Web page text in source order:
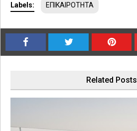
Labels: ΕΠΙΚΑΙΡΟΤΗΤΑ
Related Posts